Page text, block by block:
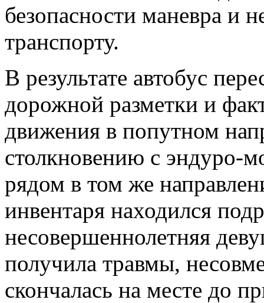
безопасности маневра и
транспорту.
В результате автобус
дорожной разметки и
движения в попутном
столкновению с эндуро-
рядом в том же
инвентаря находился
несовершеннолетняя
получила травмы,
скончалась на месте до